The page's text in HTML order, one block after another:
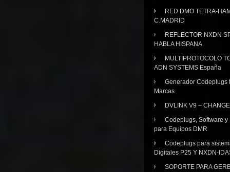
RED DMO TETRA-
C.MADRID
REFLECTOR NXDN
HABLA HISPANA
MULTIPROTOCOLO
ADN SYSTEMS España
Generador Codeplugs
Marcas
DVLINK V9 –
Codeplugs, Software y
para Equipos DMR
Codeplugs para
Digitales P25 Y NXDN-
SOPORTE PARA